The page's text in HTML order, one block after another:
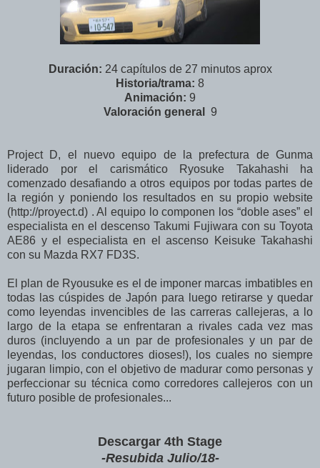
Duración: 24 capítulos de 27 minutos aprox
Historia/trama: 8
Animación: 9
Valoración general 9
Project D, el nuevo equipo de la prefectura de Gunma
liderado por el carismático Ryosuke Takahashi ha
comenzado desafiando a otros equipos por todas partes de
la región y poniendo los resultados en su propio website
(http://proyect.d) . Al equipo lo componen los “doble ases” el
especialista en el descenso Takumi Fujiwara con su Toyota
AE86 y el especialista en el ascenso Keisuke Takahashi
con su Mazda RX7 FD3S.
El plan de Ryousuke es el de imponer marcas imbatibles en
todas las cúspides de Japón para luego retirarse y quedar
como leyendas invencibles de las carreras callejeras, a lo
largo de la etapa se enfrentaran a rivales cada vez mas
duros (incluyendo a un par de profesionales y un par de
leyendas, los conductores dioses!), los cuales no siempre
jugaran limpio, con el objetivo de madurar como personas y
perfeccionar su técnica como corredores callejeros con un
futuro posible de profesionales...
Descargar 4th Stage
-Resubida Julio/18-